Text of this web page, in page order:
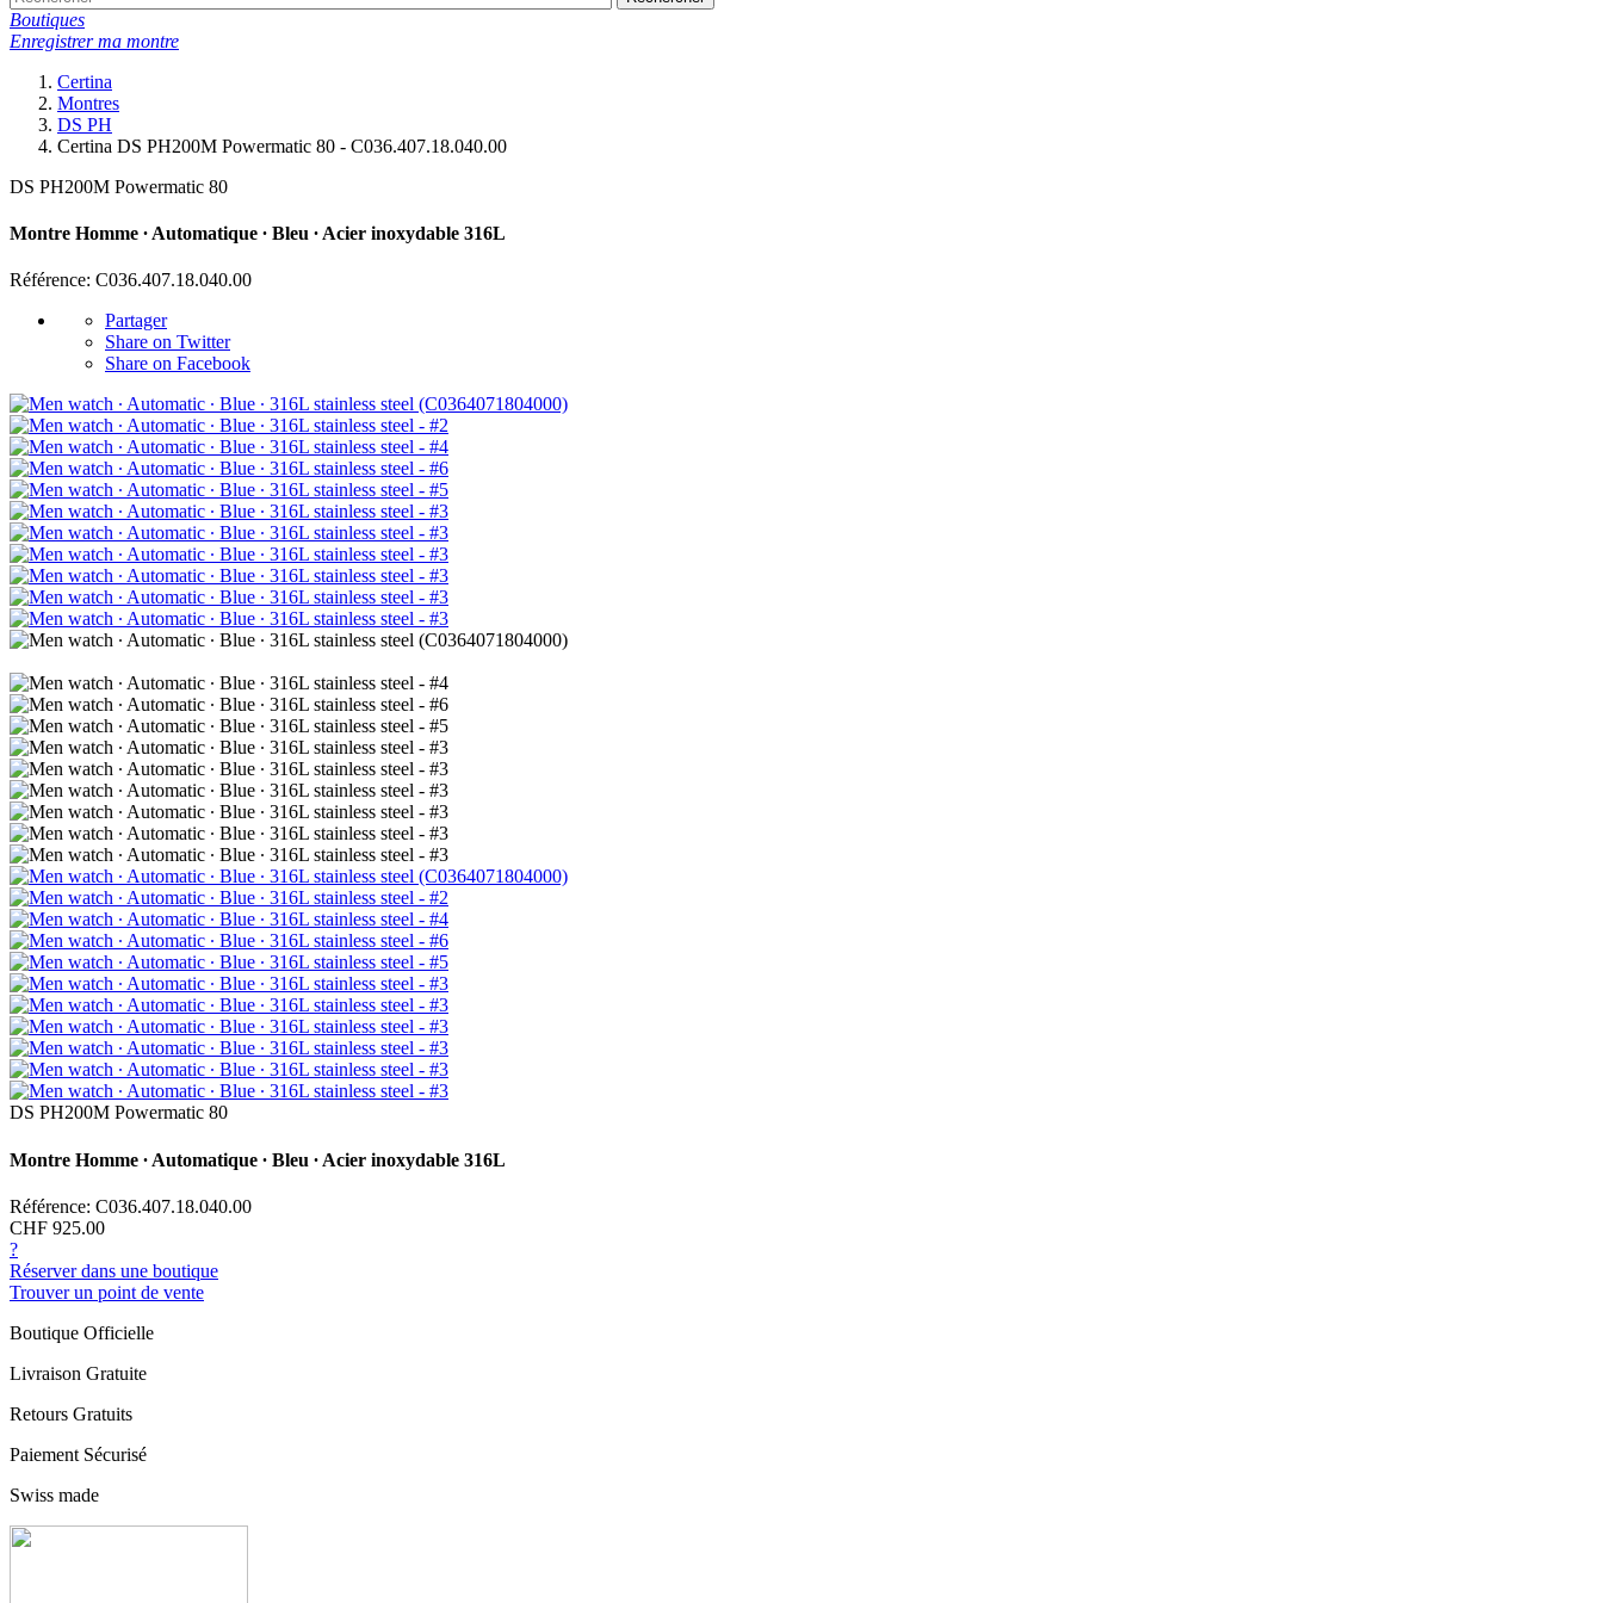
Boutiques
Enregistrer ma montre
Certina
Montres
DS PH
Certina DS PH200M Powermatic 80 - C036.407.18.040.00
DS PH200M Powermatic 80
Montre Homme ∙ Automatique ∙ Bleu ∙ Acier inoxydable 316L
Référence: C036.407.18.040.00
Partager
Share on Twitter
Share on Facebook
DS PH200M Powermatic 80
Montre Homme ∙ Automatique ∙ Bleu ∙ Acier inoxydable 316L
Référence: C036.407.18.040.00
CHF 925.00
?
Réserver dans une boutique
Trouver un point de vente
Boutique Officielle
Livraison Gratuite
Retours Gratuits
Paiement Sécurisé
Swiss made